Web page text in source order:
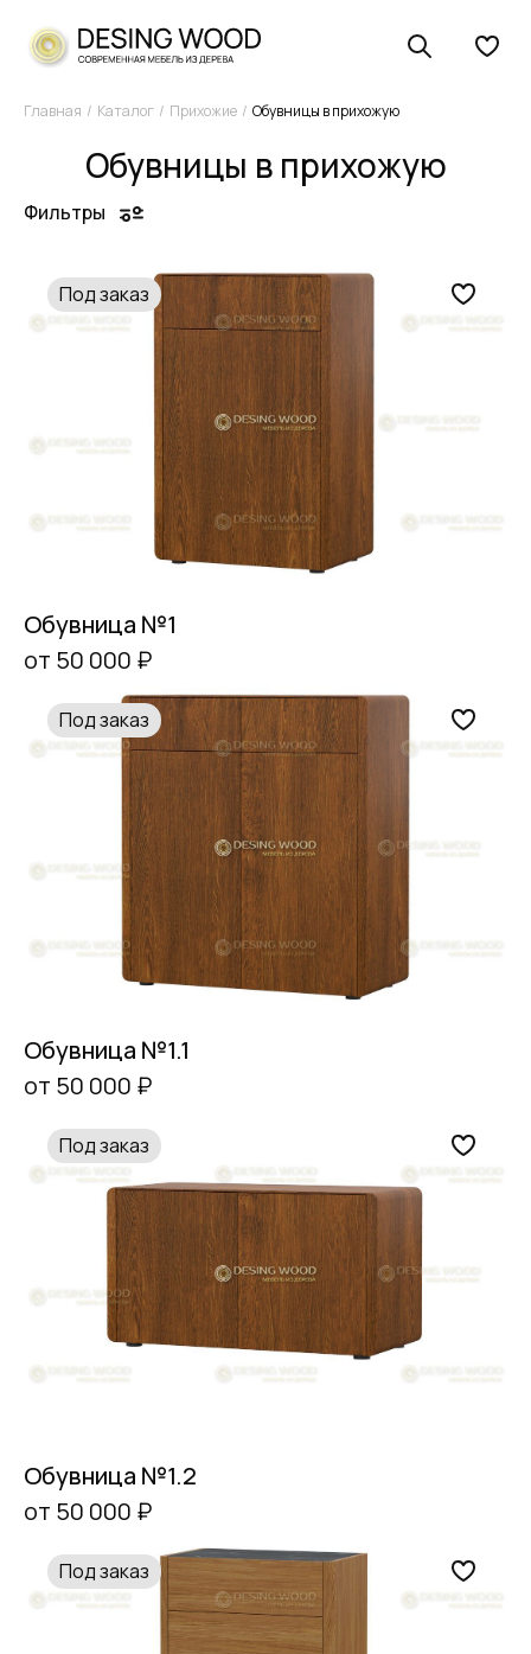
Главная Каталог Прихожие Обувницы в прихожую
Обувницы в прихожую
Фильтры
Под заказ
Обувница №1
от 50 000 ₽
Под заказ
Обувница №1.1
от 50 000 ₽
Под заказ
Обувница №1.2
от 50 000 ₽
Под заказ